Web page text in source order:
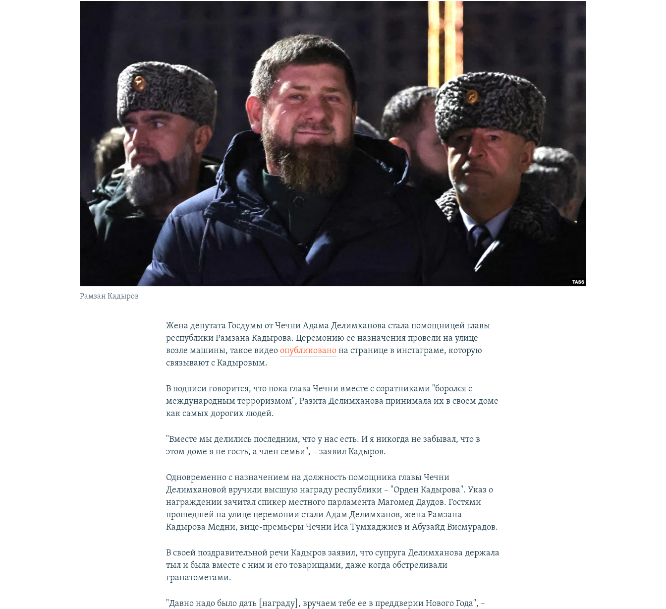
Рамзан Кадыров
Жена депутата Госдумы от Чечни Адама Делимханова стала помощницей главы
республики Рамзана Кадырова. Церемонию ее назначения провели на улице
возле машины, такое видеоопубликовано на странице в инстаграме, которую
связывают с Кадыровым.
В подписи говорится, что пока глава Чечни вместе с соратниками "боролся с
международным терроризмом", Разита Делимханова принимала их в своем доме
как самых дорогих людей.
"Вместе мы делились последним, что у нас есть. И я никогда не забывал, что в
этом доме я не гость, а член семьи", – заявил Кадыров.
Одновременно с назначением на должность помощника главы Чечни
Делимхановой вручили высшую награду республики – "Орден Кадырова". Указ о
награждении зачитал спикер местного парламента Магомед Даудов. Гостями
прошедшей на улице церемонии стали Адам Делимханов, жена Рамзана
Кадырова Медни, вице-премьеры Чечни Иса Тумхаджиев и Абузайд Висмурадов.
В своей поздравительной речи Кадыров заявил, что супруга Делимханова держала
тыл и была вместе с ним и его товарищами, даже когда обстреливали
гранатометами.
"Давно надо было дать [награду], вручаем тебе ее в преддверии Нового Года", –